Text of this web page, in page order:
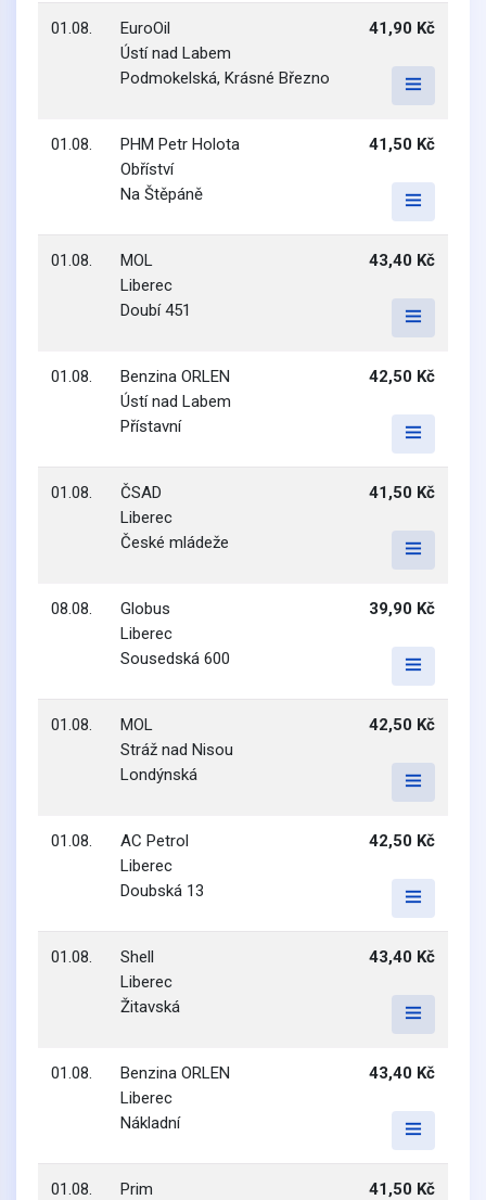
01.08.
EuroOil
Ústí nad Labem
Podmokelská, Krásné Březno
41,90 Kč
01.08.
PHM Petr Holota
Obříství
Na Štěpáně
41,50 Kč
01.08.
MOL
Liberec
Doubí 451
43,40 Kč
01.08.
Benzina ORLEN
Ústí nad Labem
Přístavní
42,50 Kč
01.08.
ČSAD
Liberec
České mládeže
41,50 Kč
08.08.
Globus
Liberec
Sousedská 600
39,90 Kč
01.08.
MOL
Stráž nad Nisou
Londýnská
42,50 Kč
01.08.
AC Petrol
Liberec
Doubská 13
42,50 Kč
01.08.
Shell
Liberec
Žitavská
43,40 Kč
01.08.
Benzina ORLEN
Liberec
Nákladní
43,40 Kč
01.08.
Prim
41,50 Kč